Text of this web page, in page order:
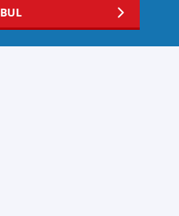
BUL